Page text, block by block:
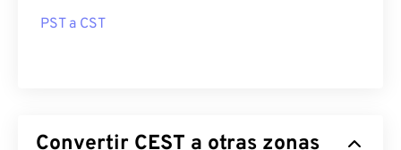
PST a CST
Convertir CEST a otras zonas